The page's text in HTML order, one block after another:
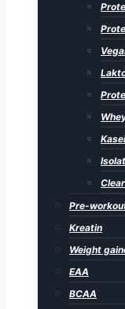
Pre-
Kreatin
Weight
EAA
BCAA